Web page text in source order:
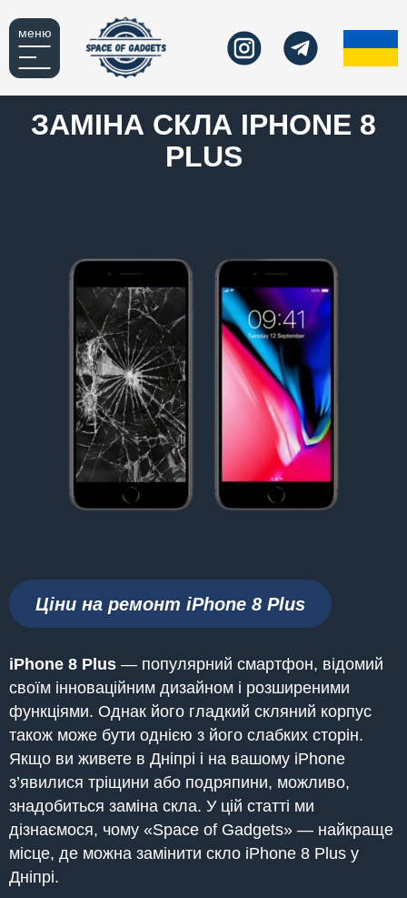
меню
ЗАМІНА СКЛА IPHONE 8
PLUS
Ціни на ремонт iPhone 8 Plus
iPhone 8 Plus — популярний смартфон, відомий
своїм інноваційним дизайном і розширеними
функціями. Однак його гладкий скляний корпус
також може бути однією з його слабких сторін.
Якщо ви живете в Дніпрі і на вашому iPhone
з’явилися тріщини або подряпини, можливо,
знадобиться заміна скла. У цій статті ми
дізнаємося, чому «Space of Gadgets» — найкраще
місце, де можна замінити скло iPhone 8 Plus у
Дніпрі.